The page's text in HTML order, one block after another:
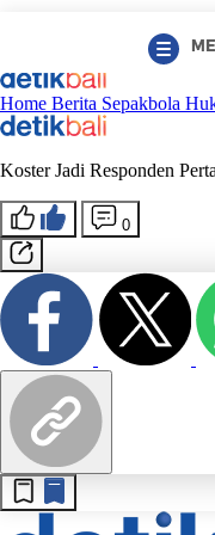
Home Berita Sepakbola
Koster Jadi Responden
0